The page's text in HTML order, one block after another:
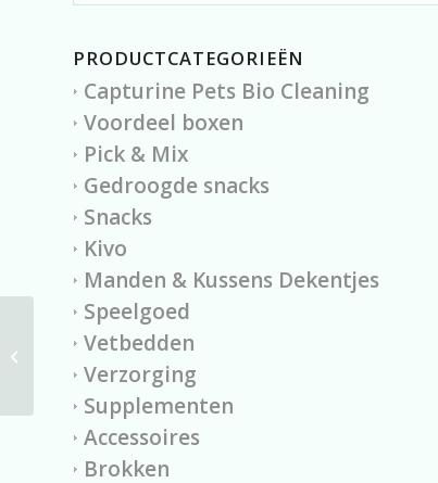
PRODUCTCATEGORIEËN
Capturine Pets Bio Cleaning
Voordeel boxen
Pick & Mix
Gedroogde snacks
Snacks
Kivo
Manden & Kussens Dekentjes
Speelgoed
Vetbedden
Verzorging
Supplementen
Accessoires
Brokken
Kong Airdog Footbal